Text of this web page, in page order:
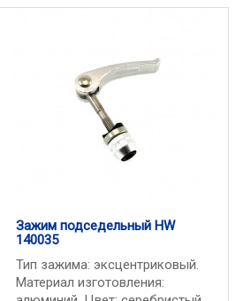
Зажим подседельный HW
140035
Тип зажима: эксцентриковый.
Материал изготовления: